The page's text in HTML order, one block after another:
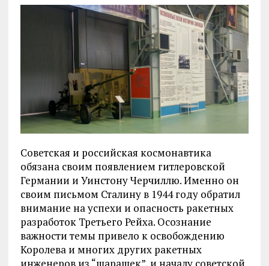
Советская и российская космонавтика
обязана своим появлением гитлеровской
Германии и Уинстону Черчиллю. Именно он
своим письмом Сталину в 1944 году обратил
внимание на успехи и опасность ракетных
разработок Третьего Рейха. Осознание
важности темы привело к освобождению
Королева и многих других ракетных
инженеров из “шарашек”, и началу советской